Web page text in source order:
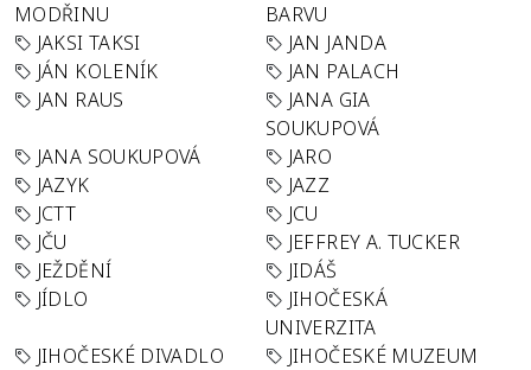
MODŘINU
BARVU
JAKSI TAKSI
JAN JANDA
JÁN KOLENÍK
JAN PALACH
JAN RAUS
JANA GIA
SOUKUPOVÁ
JANA SOUKUPOVÁ
JARO
JAZYK
JAZZ
JCTT
JCU
JČU
JEFFREY A. TUCKER
JEŽDĚNÍ
JIDÁŠ
JÍDLO
JIHOČESKÁ
UNIVERZITA
JIHOČESKÉ DIVADLO
JIHOČESKÉ MUZEUM